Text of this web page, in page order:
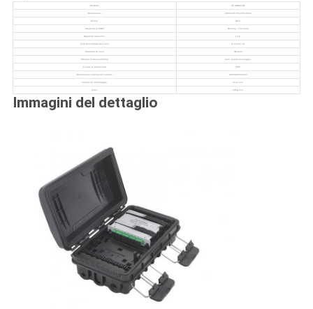
Modello UT-FDB316B
Dimensione 285mm*175mm*110mm
Colore Nero
Capacità di FOSC Bunchy: i 24 centri
Rapporto massimo 1:16
Porti dell'entrata del cavo In 3 fuori 16
Diametro di cavo Φ16mm
Metodo di Assemmbling palo, parete-montaggio
Livello di protezione IP65
Dimensione esterna del cartone 600*400*320mm
numero di imballaggio 10 pc/ctn
peso 18kg /ctn
Immagini del dettaglio